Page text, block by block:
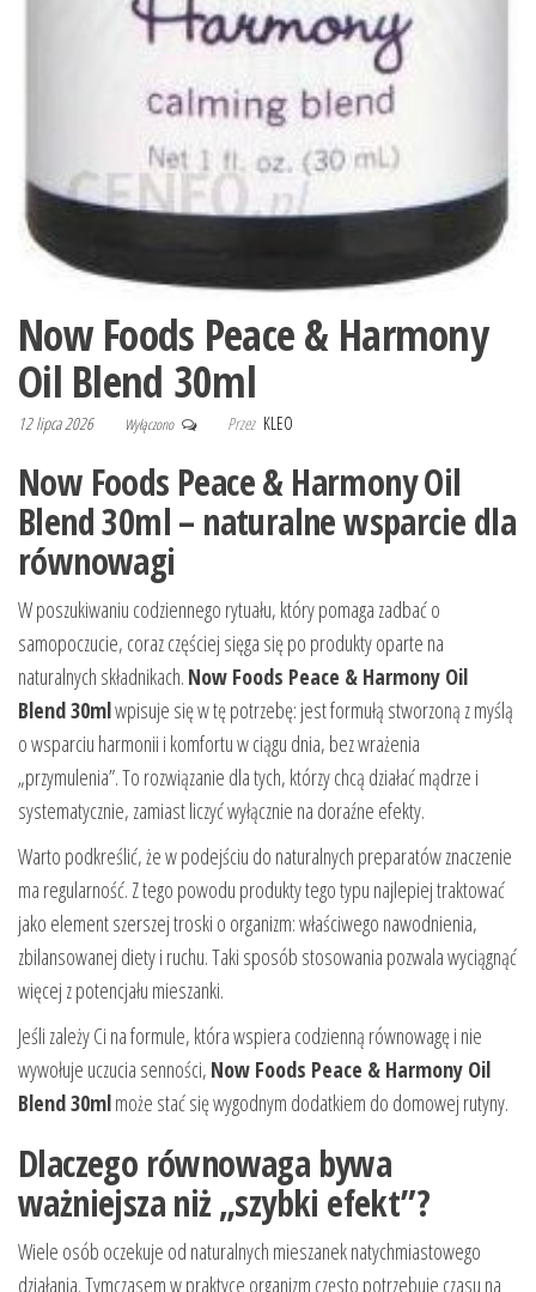
Now Foods Peace & Harmony
Oil Blend 30ml
12 lipca 2026 Wyłączono Przez KLEO
Now Foods Peace & Harmony Oil
Blend 30ml – naturalne wsparcie dla
równowagi
W poszukiwaniu codziennego rytuału, który pomaga zadbać o
samopoczucie, coraz częściej sięga się po produkty oparte na
naturalnych składnikach. Now Foods Peace & Harmony Oil
Blend 30mlwpisuje się w tę potrzebę: jest formułą stworzoną z myślą
o wsparciu harmonii i komfortu w ciągu dnia, bez wrażenia
„przymulenia”. To rozwiązanie dla tych, którzy chcą działać mądrze i
systematycznie, zamiast liczyć wyłącznie na doraźne efekty.
Warto podkreślić, że w podejściu do naturalnych preparatów znaczenie
ma regularność. Z tego powodu produkty tego typu najlepiej traktować
jako element szerszej troski o organizm: właściwego nawodnienia,
zbilansowanej diety i ruchu. Taki sposób stosowania pozwala wyciągnąć
więcej z potencjału mieszanki.
Jeśli zależy Ci na formule, która wspiera codzienną równowagę i nie
wywołuje uczucia senności, Now Foods Peace & Harmony Oil
Blend 30mlmoże stać się wygodnym dodatkiem do domowej rutyny.
Dlaczego równowaga bywa
ważniejsza niż „szybki efekt”?
Wiele osób oczekuje od naturalnych mieszanek natychmiastowego
działania. Tymczasem w praktyce organizm często potrzebuje czasu na